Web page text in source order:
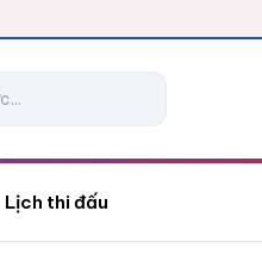
Lịch thi đấu